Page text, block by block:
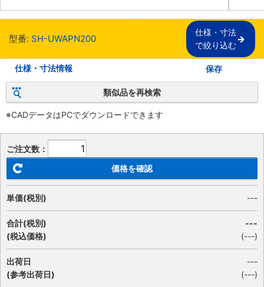
型番: SH-UWAPN200
仕様・寸法
で絞り込む
仕様・寸法情報 保存
類似品を再検索
※CADデータはPCでダウンロードできます
ご注文数：
価格を確認
単価(税別) ---
合計(税別)
(税込価格)
---
(---)
出荷日
(参考出荷日)
---
(---)